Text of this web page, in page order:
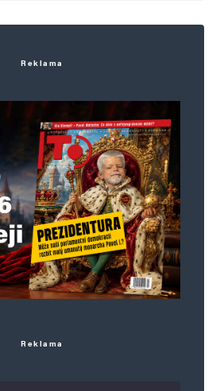
e-mail a webovou stránku pro budoucí
e-mailem.
Reklama
Reklama